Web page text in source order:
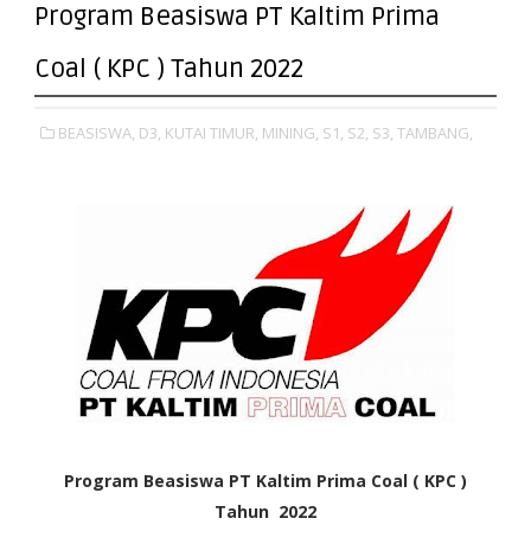
Program Beasiswa PT Kaltim Prima
Coal ( KPC ) Tahun 2022
BEASISWA, D3, KUTAI TIMUR, MINING, S1, S2, S3, TAMBANG,
Program Beasiswa PT Kaltim Prima Coal ( KPC )
Tahun 2022